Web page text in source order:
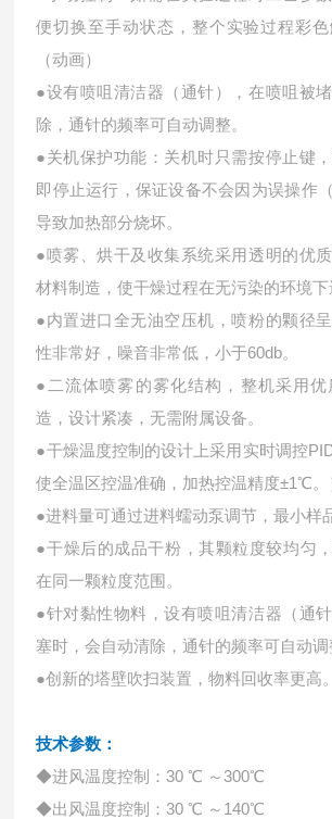
便切换至手动状态，整个实验过程彩
（动画）
●设有喷咀清洁器（通针），在喷咀被
除，通针的频率可自动调整。
●关机保护功能：关机时只需按停止键
即停止运行，保证设备不会因为误操作
导致加热部分烧坏。
●喷雾、烘干及收集系统采用透明的优
材料制造，使干燥过程在无污染的环境下
●内置进口全无油空压机，喷粉的颗径
性非常好，噪音非常低，小于60db。
●二流体喷雾的雾化结构，整机采用优
造，设计紧凑，无需附属设备。
●干燥温度控制的设计上采用实时调控
使全温区控温准确，加热控温精度±1℃。
●进料量可通过进料蠕动泵调节，最小样
●干燥后的成品干粉，其颗粒度较均匀
在同一颗粒度范围。
●针对黏性物料，设有喷咀清洁器（通
塞时，会自动清除，通针的频率可自动调
●创新的塔壁吹扫装置，物料回收率更高。
技术参数：
◆进风温度控制：30 ℃ ～300℃
◆出风温度控制：30 ℃ ～140℃